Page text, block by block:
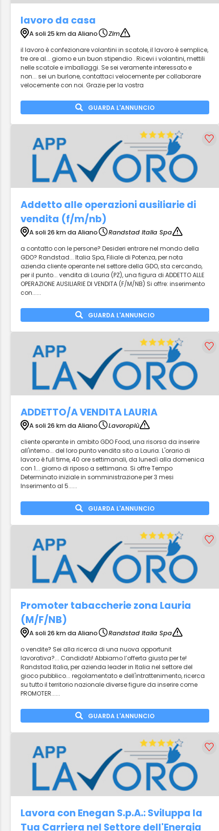
lavoro da casa
A soli 25 km da Aliano
Zim
il lavoro è confezionare volantini in scatole, il lavoro è semplice,
tre ore al... giorno e un buon stipendio . Ricevi i volantini, mettili
nelle scatole e imballaggi. Se sei veramente interessato e
non... sei un burlone, contattaci velocemente per collaborare
velocemente con noi. Grazie per la vostra
GUARDA L'ANNUNCIO
Addetto alle operazioni ausiliarie di
vendita (f/m/nb)
A soli 26 km da Aliano
Randstad Italia Spa
a contatto con le persone? Desideri entrare nel mondo della
GDO? Randstad... Italia Spa, Filiale di Potenza, per nota
azienda cliente operante nel settore della GDO, sta cercando,
per il punto... vendita di Lauria (PZ), una figura di ADDETTO ALLE
OPERAZIONE AUSILIARIE DI VENDITA (F/M/NB) Si offre: inserimento
con......
GUARDA L'ANNUNCIO
ADDETTO/A VENDITA LAURIA
A soli 26 km da Aliano
Lavoropiù
cliente operante in ambito GDO Food, una risorsa da inserire
all'interno... del loro punto vendita sito a Lauria. L'orario di
lavoro è full time, 40 ore settimanali, da lunedì alla domenica
con 1... giorno di riposo a settimana. Si offre Tempo
Determinato iniziale in somministrazione per 3 mesi
Inserimento al 5......
GUARDA L'ANNUNCIO
Promoter tabaccherie zona Lauria
(M/F/NB)
A soli 26 km da Aliano
Randstad Italia Spa
o vendite? Sei alla ricerca di una nuova opportunit
lavorativa?... Candidati! Abbiamo l’offerta giusta per te!
Randstad Italia, per azienda leader in Italia nel settore del
gioco pubblico... regolamentato e dell'intrattenimento, ricerca
su tutto il territorio nazionale diverse figure da inserire come
PROMOTER......
GUARDA L'ANNUNCIO
Lavora con Enegan S.p.A.: Sviluppa la
Tua Carriera nel Settore dell'Energia